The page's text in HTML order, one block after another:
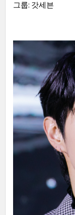
그룹: 갓세븐